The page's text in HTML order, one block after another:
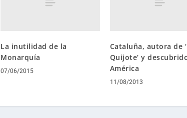
La inutilidad de la
Monarquía
07/06/2015
Cataluña, autora de
Quijote’ y
América
11/08/2013